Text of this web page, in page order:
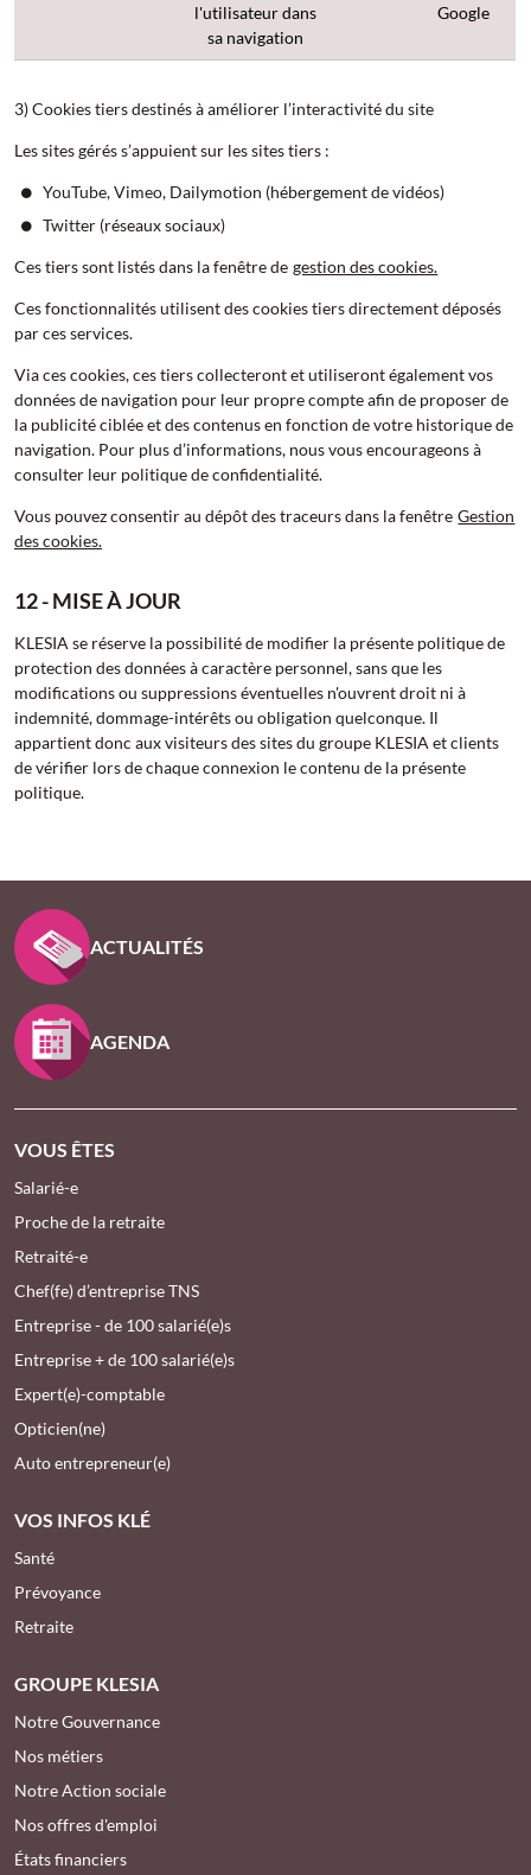
l'utilisateur dans
sa navigation
Google
3) Cookies tiers destinés à améliorer l’interactivité du site
Les sites gérés s’appuient sur les sites tiers :
YouTube, Vimeo, Dailymotion (hébergement de vidéos)
Twitter (réseaux sociaux)
Ces tiers sont listés dans la fenêtre de gestion des cookies.
Ces fonctionnalités utilisent des cookies tiers directement déposés
par ces services.
Via ces cookies, ces tiers collecteront et utiliseront également vos
données de navigation pour leur propre compte afin de proposer de
la publicité ciblée et des contenus en fonction de votre historique de
navigation. Pour plus d’informations, nous vous encourageons à
consulter leur politique de confidentialité.
Vous pouvez consentir au dépôt des traceurs dans la fenêtre Gestion
des cookies.
12 - MISE À JOUR
KLESIA se réserve la possibilité de modifier la présente politique de
protection des données à caractère personnel, sans que les
modifications ou suppressions éventuelles n'ouvrent droit ni à
indemnité, dommage-intérêts ou obligation quelconque. Il
appartient donc aux visiteurs des sites du groupe KLESIA et clients
de vérifier lors de chaque connexion le contenu de la présente
politique.
PIED DE PAGE KLESIA - ASSUREUR D’INTÉRÊT
ACTUALITÉS
AGENDA
VOUS ÊTES
Salarié-e
Proche de la retraite
Retraité-e
Chef(fe) d’entreprise TNS
Entreprise - de 100 salarié(e)s
Entreprise + de 100 salarié(e)s
Expert(e)-comptable
Opticien(ne)
Auto entrepreneur(e)
VOS INFOS KLÉ
Santé
Prévoyance
Retraite
GROUPE KLESIA
Notre Gouvernance
Nos métiers
Notre Action sociale
Nos offres d'emploi
États financiers